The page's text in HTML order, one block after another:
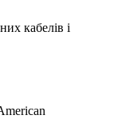
кабелів і